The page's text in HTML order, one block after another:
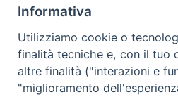
Informativa
Utilizziamo cookie o
finalità tecniche e, con il tuo
altre finalità ("interazioni e
"miglioramento